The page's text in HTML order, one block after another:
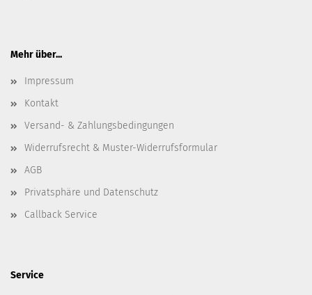
Mehr über...
Impressum
Kontakt
Versand- & Zahlungsbedingungen
Widerrufsrecht & Muster-Widerrufsformular
AGB
Privatsphäre und Datenschutz
Callback Service
Service